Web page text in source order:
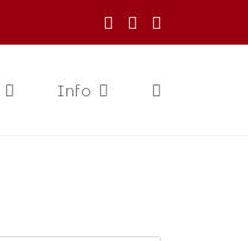
Info